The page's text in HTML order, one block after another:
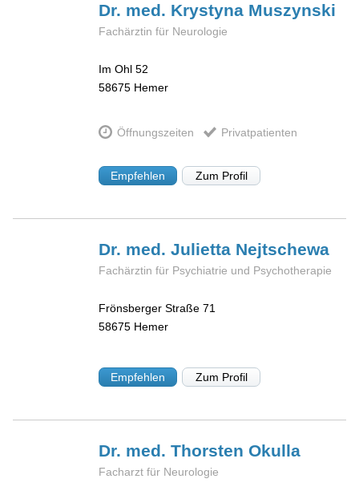
Dr. med. Krystyna Muszynski
Fachärztin für Neurologie
Im Ohl 52
58675 Hemer
Öffnungszeiten Privatpatienten
Empfehlen Zum Profil
Dr. med. Julietta Nejtschewa
Fachärztin für Psychiatrie und Psychotherapie
Frönsberger Straße 71
58675 Hemer
Empfehlen Zum Profil
Dr. med. Thorsten Okulla
Facharzt für Neurologie